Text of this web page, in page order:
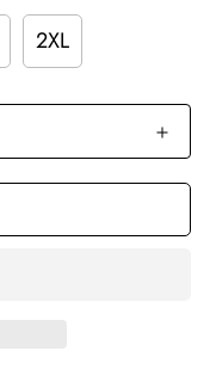
2XL